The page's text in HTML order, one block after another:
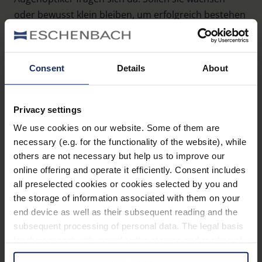
Consent Details About
Privacy settings
We use cookies on our website. Some of them are
necessary (e.g. for the functionality of the website), while
others are not necessary but help us to improve our
online offering and operate it efficiently. Consent includes
all preselected cookies or cookies selected by you and
the storage of information associated with them on your
end device as well as their subsequent reading and the
subsequent processing of personal data. The legal basis
information is Art. 25 para. 1 TDDDG and with regard to
oder bewusst klein bleiben, um erfolgreich bestehen
zu bleiben? Die optimale Größe eines
Augenoptikbetriebs hängt laut Wachstumsexperte
Professor Guido Quelle maßgeblich von Strategie,
Beratung, Spezialisierung und Nähe zum Kunden
punkten können, erfordere Expansion zusätzliche
Führungsstrukturen und betriebswirtschaftliche
Aufgaben. Externe Beratung könne helfen,
realistische Wachstumsstrategien zu entwickeln und
die passende Betriebsstruktur wirtschaftlich
umzusetzen.